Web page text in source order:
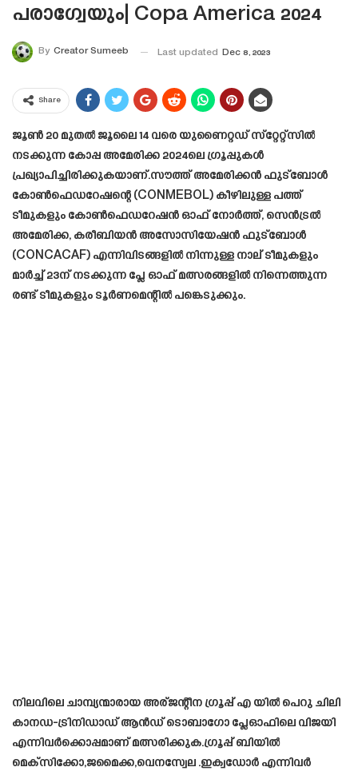
പരാഗ്വേയും| Copa America 2024
By Creator Sumeeb Last updated Dec 8, 2023
Share
ജൂൺ 20 മുതൽ ജൂലൈ 14 വരെ യുണൈറ്റഡ് സ്‌റ്റേറ്റ്‌സിൽ
നടക്കുന്ന കോപ്പ അമേരിക്ക 2024ലെ ഗ്രൂപ്പുകൾ
പ്രഖ്യാപിച്ചിരിക്കുകയാണ്.സൗത്ത് അമേരിക്കൻ ഫുട്ബോൾ
കോൺഫെഡറേഷന്റെ (CONMEBOL) കീഴിലുള്ള പത്ത്
ടീമുകളും കോൺഫെഡറേഷൻ ഓഫ് നോർത്ത്, സെൻട്രൽ
അമേരിക്ക, കരീബിയൻ അസോസിയേഷൻ ഫുട്ബോൾ
(CONCACAF) എന്നിവിടങ്ങളിൽ നിന്നുള്ള നാല് ടീമുകളും
മാർച്ച് 23ന് നടക്കുന്ന പ്ലേ ഓഫ് മത്സരങ്ങളിൽ നിന്നെത്തുന്ന
രണ്ട് ടീമുകളും ടൂർണമെന്റിൽ പങ്കെടുക്കും.
നിലവിലെ ചാമ്പ്യന്മാരായ അര്ജന്റീന ഗ്രൂപ്പ് എ യിൽ പെറു ചിലി
കാനഡ-ട്രിനിഡാഡ് ആൻഡ് ടൊബാഗോ പ്ലേഓഫിലെ വിജയി
എന്നിവർക്കൊപ്പമാണ്‌ മത്സരിക്കുക.ഗ്രൂപ്പ് ബിയിൽ
മെക്‌സിക്കോ,ജമൈക്ക,വെനസ്വേല .ഇക്വഡോർ എന്നിവർ